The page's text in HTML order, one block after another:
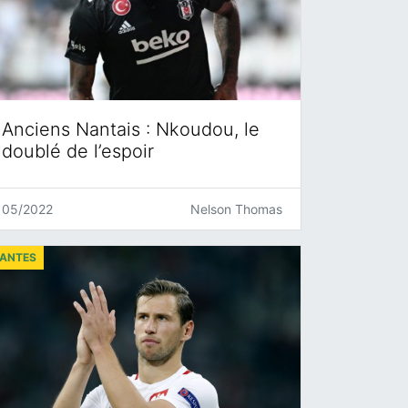
Anciens Nantais : Nkoudou, le
doublé de l’espoir
05/2022 Nelson Thomas